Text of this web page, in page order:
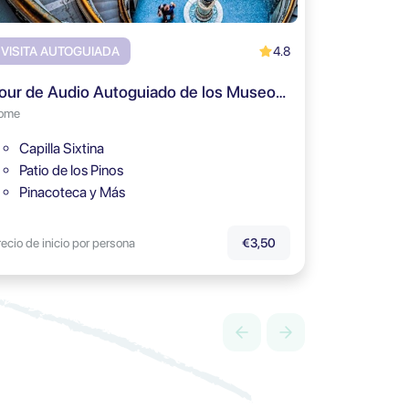
VISITA AUTOGUIADA 4.8
Tour de Audio Autoguiado de los Museos Vaticanos
Capilla Sixtina
Patio de los Pinos
Pinacoteca y Más
de inicio por persona €3,50